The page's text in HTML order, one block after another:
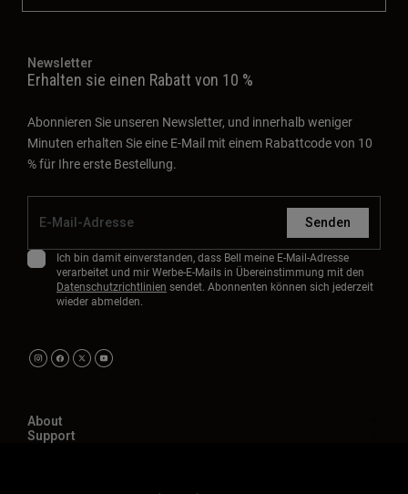
Newsletter
Erhalten sie einen Rabatt von 10 %
Abonnieren Sie unseren Newsletter, und innerhalb weniger
Minuten erhalten Sie eine E-Mail mit einem Rabattcode von 10
% für Ihre erste Bestellung.
Senden
Ich bin damit einverstanden, dass Bell meine E-Mail-Adresse
verarbeitet und mir Werbe-E-Mails in Übereinstimmung mit den
Datenschutzrichtlinien sendet. Abonnenten können sich jederzeit
wieder abmelden.
About
Support